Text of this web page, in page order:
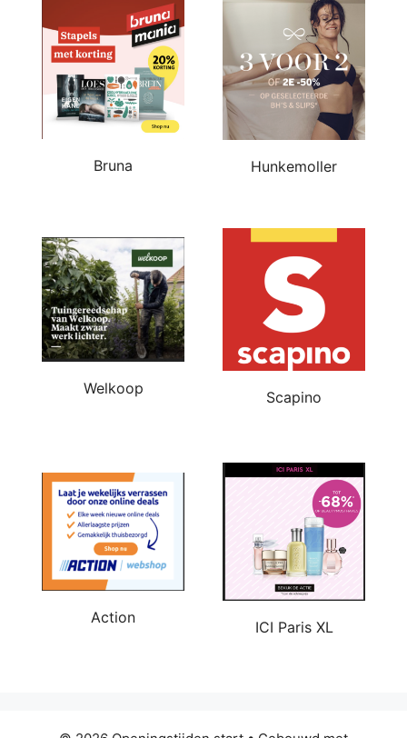
Bruna Hunkemoller
Welkoop
Scapino
Action
ICI Paris XL